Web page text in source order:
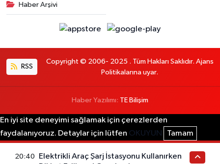
Haber Arşivi
RSS
Copyright © 2006- 2025 . Tüm Hakları Saklıdır. Ajans
Politikalarına uyar.
Haber Yazılımı: TE Bilişim
En iyi site deneyimi sağlamak için çerezlerden
faydalanıyoruz. Detaylar için lütfen OKUYUN Tamam
20:40
Elektrikli Araç Şarj İstasyonu Kullanırken